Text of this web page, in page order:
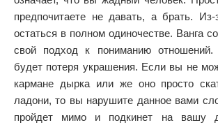
предпочитаете не давать, а брать. Из-
остаться в полном одиночестве. Ванга
свой подход к пониманию
будет потеря украшения. Если вы не
кармане дырка или же оно просто
ладони, то вы нарушите данное вами
пройдет мимо и подкинет на вашу